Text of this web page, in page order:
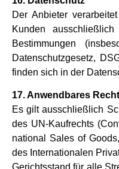
Der Anbie­ter
Kun­den
Bestim­mun­gen
Daten­schutz­ge­setz,
fin­den sich in der
17. Anwend­ba­res
Es gilt aus­schließ­lich
des UN-Kauf­rechts
na­tio­nal Sales of
des Inter­na­tio­na­len